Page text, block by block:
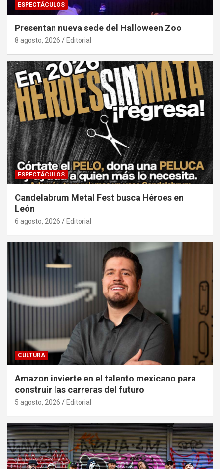
ESPECTÁCULOS
Presentan nueva sede del Halloween Zoo
8 agosto, 2026 Editorial
ESPECTÁCULOS
Candelabrum Metal Fest busca Héroes en
León
6 agosto, 2026 Editorial
CULTURA
Amazon invierte en el talento mexicano para
construir las carreras del futuro
5 agosto, 2026 Editorial